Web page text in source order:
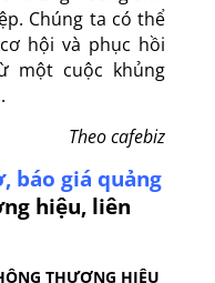
khủng hoảng ảnh
Chúng ta có thể
hội và phục hồi
một cuộc khủng
Theo cafebiz
giá quảng